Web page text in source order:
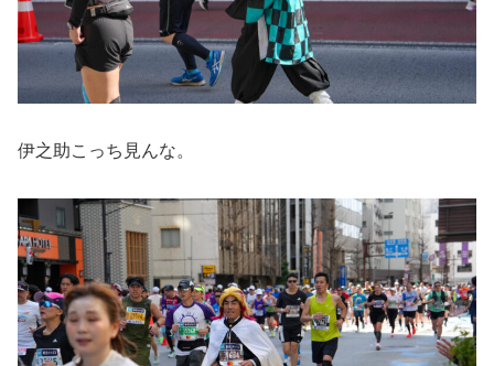
伊之助こっち見んな。